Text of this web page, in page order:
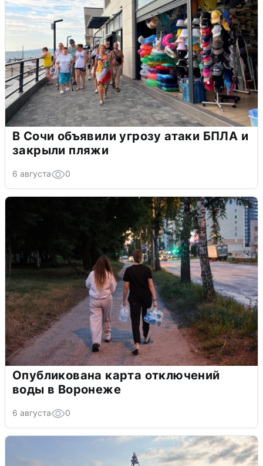
В Сочи объявили угрозу атаки БПЛА и
закрыли пляжи
6 августа 0
Опубликована карта отключений
воды в Воронеже
6 августа 0